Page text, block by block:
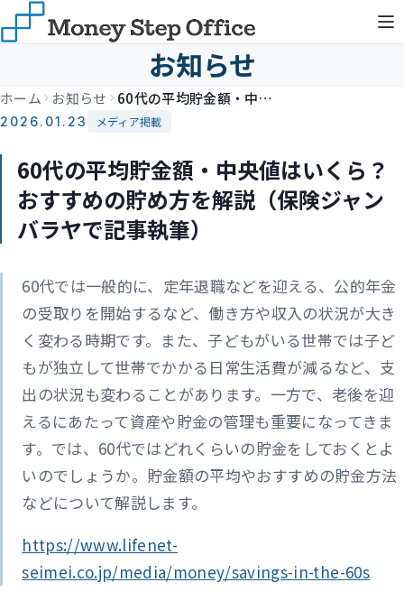
お知らせ
ホーム お知らせ 60代の平均貯金額・中央値はいくら？おすすめの貯め方を解説（保険ジャンバラヤで記事執筆）
2026.01.23 メディア掲載
60代の平均貯金額・中央値はいくら？
おすすめの貯め方を解説（保険ジャン
バラヤで記事執筆）
60代では一般的に、定年退職などを迎える、公的年金
の受取りを開始するなど、働き方や収入の状況が大き
く変わる時期です。また、子どもがいる世帯では子ど
もが独立して世帯でかかる日常生活費が減るなど、支
出の状況も変わることがあります。一方で、老後を迎
えるにあたって資産や貯金の管理も重要になってきま
す。では、60代ではどれくらいの貯金をしておくとよ
いのでしょうか。貯金額の平均やおすすめの貯金方法
などについて解説します。
https://www.lifenet-
seimei.co.jp/media/money/savings-in-the-60s